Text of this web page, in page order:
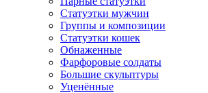
Статуэтки мужчин
Группы и композиции
Статуэтки кошек
Обнаженные
Фарфоровые солдаты
Большие скульптуры
Уценённые